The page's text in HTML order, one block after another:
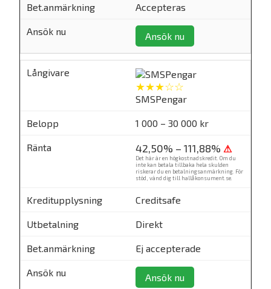
Accepteras
Ansök nu
★★★☆☆
SMSPengar
1 000 – 30 000 kr
42,50% – 111,88% ⚠
Det här är en högkostnadskredit. Om du
inte kan betala tillbaka hela skulden
riskerar du en betalningsanmärkning. För
stöd, vänd dig till hallåkonsument.se
Creditsafe
Direkt
Ej accepterade
Ansök nu